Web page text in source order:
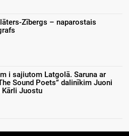
Zībergs – naparostais
i sajiutom Latgolā. Saruna ar
Sound Poets” dalinīkim Juoni
Kārli Juostu